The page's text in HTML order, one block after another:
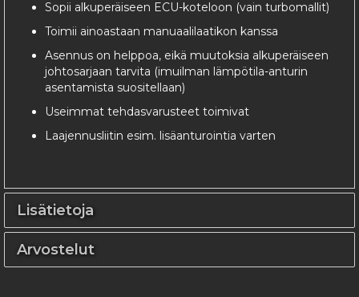
Sopii alkuperäiseen ECU-koteloon (vain turbomallit)
Toimii ainoastaan manuaalilaatikon kanssa
Asennus on helppoa, eikä muutoksia alkuperäiseen
johtosarjaan tarvita (imuilman lämpötila-anturin
asentamista suositellaan)
Useimmat tehdasvarusteet toimivat
Laajennusliitin esim. lisäanturointia varten
Lisätietoja
Arvostelut